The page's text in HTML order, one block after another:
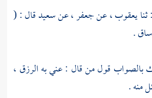
يعقوب، عنجعفر، عنسعيدقال : (
.
بالصواب قول من قال : عني به الرزق ،
منه .